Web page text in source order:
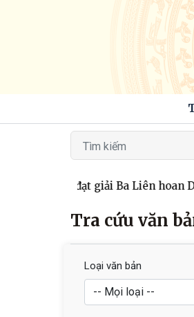
xã Kỳ Văn đạt giải Ba Liên hoan
Tra cứu văn
Loại văn bản